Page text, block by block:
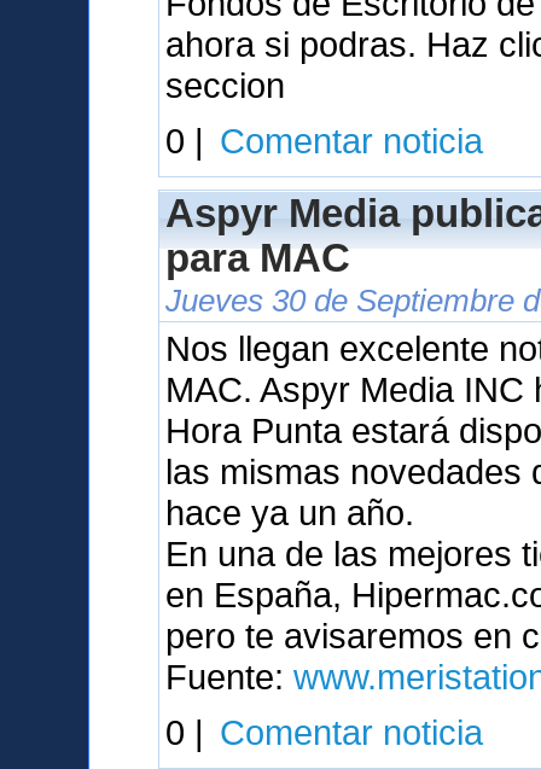
ahora si podras. Haz
seccion
0 | Comentar noticia
Aspyr Media
para MAC
Jueves 30 de Septiembre
Nos llegan excelente
MAC. Aspyr Media
Hora Punta estará
las mismas novedades
hace ya un año.
En una de las mejores
en España,
pero te avisaremos en
Fuente:
0 | Comentar noticia